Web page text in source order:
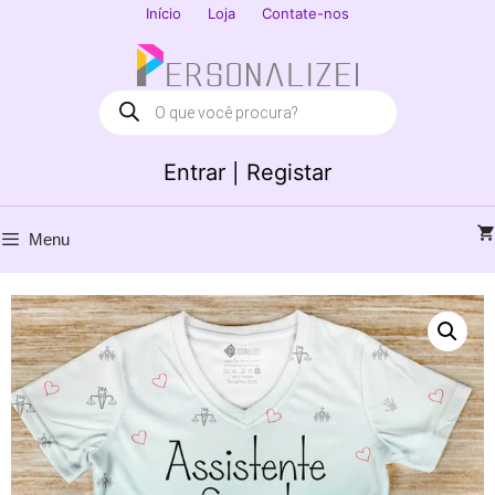
Início Loja Contate-nos
Entrar | Registar
Products
search
Menu